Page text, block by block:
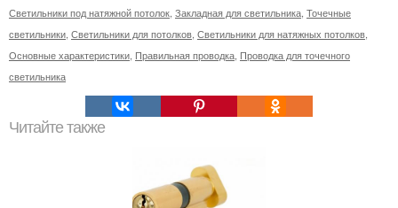
Светильники под натяжной потолок Закладная для светильника Точечные
светильники Светильники для потолков Светильники для натяжных потолков
Основные характеристики Правильная проводка Проводка для точечного
светильника
Читайте также